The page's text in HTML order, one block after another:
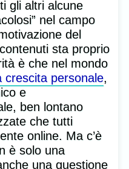
gli altri alcune
nel campo
del
sta proprio
è che nel mondo
crescita personale,
e
ben lontano
che tutti
online. Ma c’è
è solo una
una questione